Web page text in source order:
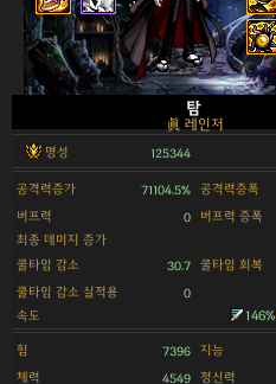
탐
眞 레인저
명성 125344
공격력증가 71104.5% 공격력증폭
버프력 0 버프력 증폭
최종 데미지 증가
쿨타임 감소
30.7 쿨타임 회복
쿨타임 감소 실적용 0
속도 146%
힘 7396 지능
체력 4549 정신력